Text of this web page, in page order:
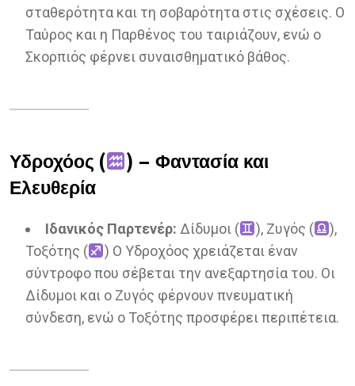
σταθερότητα και τη σοβαρότητα στις σχέσεις. Ο
Ταύρος και η Παρθένος του ταιριάζουν, ενώ ο
Σκορπιός φέρνει συναισθηματικό βάθος.
Υδροχόος (
) – Φαντασία και
Ελευθερία
Ιδανικός Παρτενέρ: Δίδυμοι ( ), Ζυγός (
),
Τοξότης (
) Ο Υδροχόος χρειάζεται έναν
σύντροφο που σέβεται την ανεξαρτησία του. Οι
Δίδυμοι και ο Ζυγός φέρνουν πνευματική
σύνδεση, ενώ ο Τοξότης προσφέρει περιπέτεια.